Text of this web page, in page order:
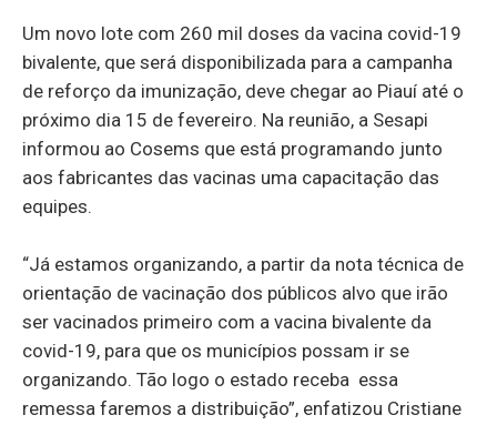
Um novo lote com 260 mil doses da vacina covid-19
bivalente, que será disponibilizada para a campanha
de reforço da imunização, deve chegar ao Piauí até o
próximo dia 15 de fevereiro. Na reunião, a Sesapi
informou ao Cosems que está programando junto
aos fabricantes das vacinas uma capacitação das
equipes.
“Já estamos organizando, a partir da nota técnica de
orientação de vacinação dos públicos alvo que irão
ser vacinados primeiro com a vacina bivalente da
covid-19, para que os municípios possam ir se
organizando. Tão logo o estado receba essa
remessa faremos a distribuição”, enfatizou Cristiane